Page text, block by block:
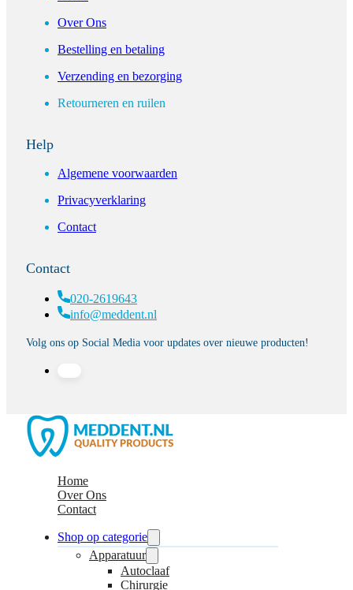
Over Ons
Bestelling en betaling
Verzending en bezorging
Retourneren en ruilen
Help
Algemene voorwaarden
Privacyverklaring
Contact
Contact
020-2619643
info@meddent.nl
Volg ons op Social Media voor updates over nieuwe producten!
Home
Over Ons
Contact
Shop op categorie
Apparatuur
Autoclaaf
Chirurgie